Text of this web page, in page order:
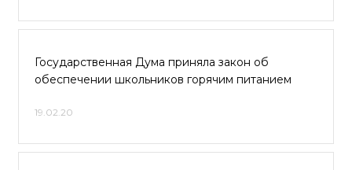
Государственная Дума приняла закон об
обеспечении школьников горячим питанием
19.02.20